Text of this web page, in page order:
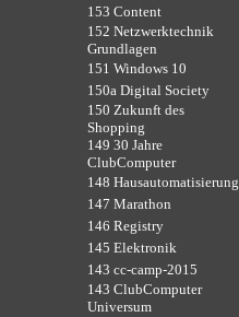
153 Content
152 Netzwerktechnik
Grundlagen
151 Windows 10
150a Digital Society
150 Zukunft des
Shopping
149 30 Jahre
ClubComputer
148 Hausautomatisierung
147 Marathon
146 Registry
145 Elektronik
143 cc-camp-2015
143 ClubComputer
Universum